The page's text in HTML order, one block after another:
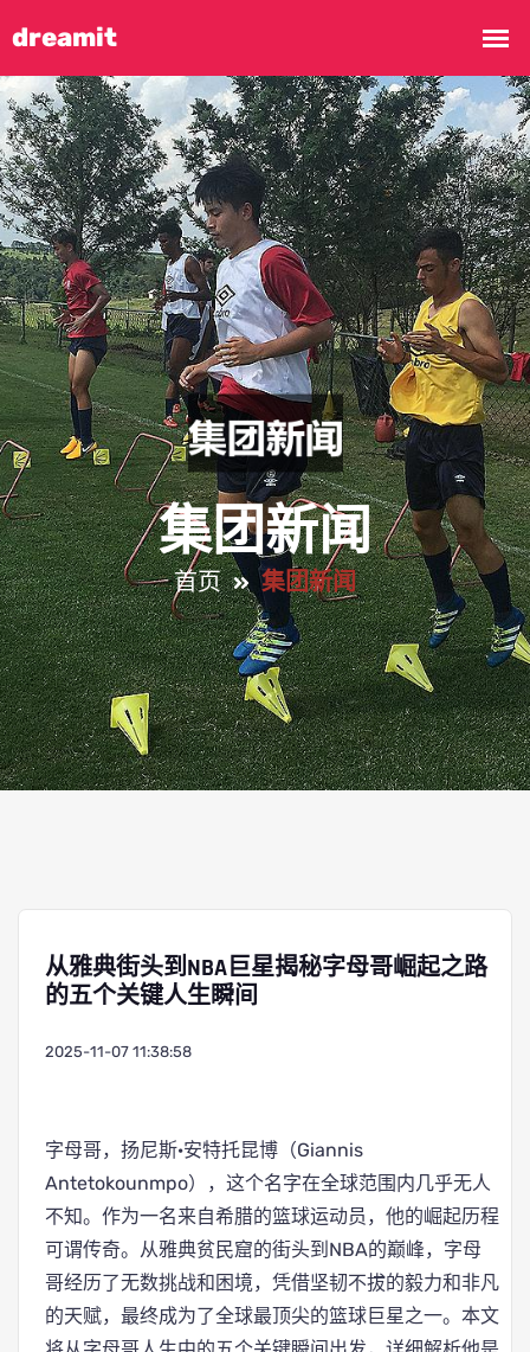
集团新闻
首页 集团新闻
从雅典街头到NBA巨星揭秘字母哥崛起之路
的五个关键人生瞬间
2025-11-07 11:38:58
字母哥，扬尼斯·安特托昆博（Giannis
Antetokounmpo），这个名字在全球范围内几乎无人
不知。作为一名来自希腊的篮球运动员，他的崛起历程
可谓传奇。从雅典贫民窟的街头到NBA的巅峰，字母
哥经历了无数挑战和困境，凭借坚韧不拔的毅力和非凡
的天赋，最终成为了全球最顶尖的篮球巨星之一。本文